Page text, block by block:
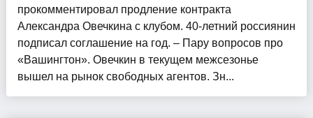
прокомментировал продление контракта
Александра Овечкина с клубом. 40-летний россиянин
подписал соглашение на год. – Пару вопросов про
«Вашингтон». Овечкин в текущем межсезонье
вышел на рынок свободных агентов. Зн...